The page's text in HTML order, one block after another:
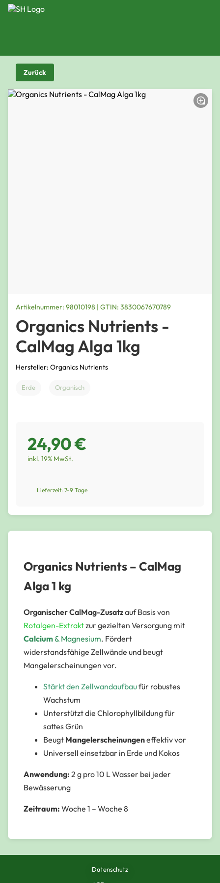
Zurück
Artikelnummer: 98010198 | GTIN: 3830067670789
Organics Nutrients -
CalMag Alga 1kg
Hersteller: Organics Nutrients
Erde Organisch
24,90 €
inkl. 19% MwSt.
Lieferzeit: 7-9 Tage
Organics Nutrients – CalMag
Alga 1 kg
Organischer CalMag-Zusatzauf Basis von
Rotalgen-Extraktzur gezielten Versorgung mit
Calcium & Magnesium. Fördert
widerstandsfähige Zellwände und beugt
Mangelerscheinungen vor.
Stärkt den Zellwandaufbaufür robustes
Wachstum
Unterstützt die Chlorophyllbildung für
sattes Grün
Beugt Mangelerscheinungeneffektiv vor
Universell einsetzbar in Erde und Kokos
Anwendung: 2 g pro 10 L Wasser bei jeder
Bewässerung
Zeitraum: Woche 1 – Woche 8
Datenschutz